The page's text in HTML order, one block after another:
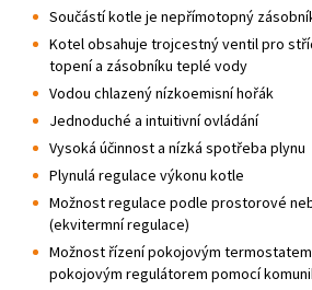
Součástí kotle je nepřímotopný
Kotel obsahuje trojcestný ventil pro
topení a zásobníku teplé vody
Vodou chlazený nízkoemisní hořák
Jednoduché a intuitivní ovládání
Vysoká účinnost a nízká spotřeba plynu
Plynulá regulace výkonu kotle
Možnost regulace podle prostorové
(ekvitermní regulace)
Možnost řízení pokojovým
pokojovým regulátorem pomocí